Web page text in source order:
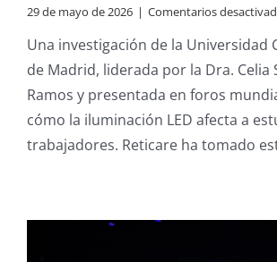
29 de mayo de 2026 | Comentarios
Una investigación de la Universidad
de Madrid, liderada por la Dra. Celia
Ramos y presentada en foros
cómo la iluminación LED afecta a
trabajadores. Reticare ha tomado